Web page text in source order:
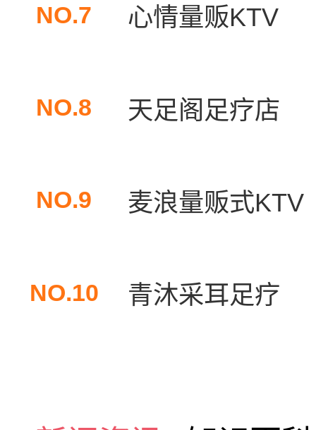
NO.7 心情量贩KTV
NO.8 天足阁足疗店
NO.9 麦浪量贩式KTV
NO.10 青沐采耳足疗